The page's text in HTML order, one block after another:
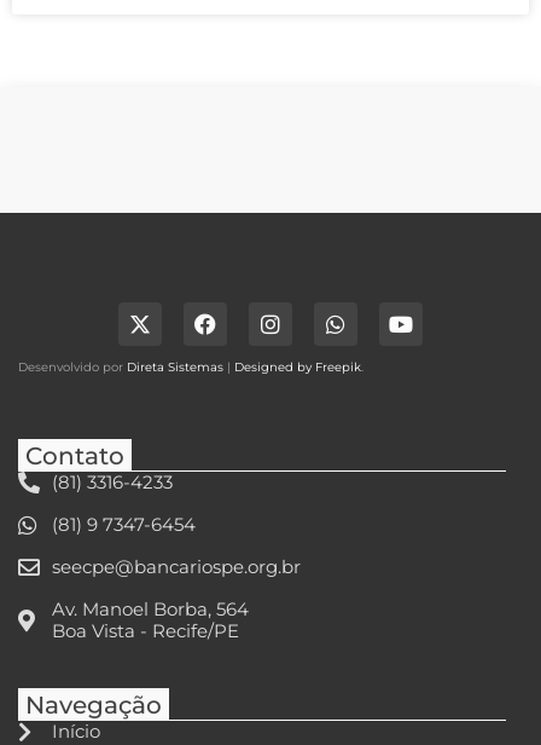
Desenvolvido por Direta Sistemas | Designed by Freepik.
Contato
(81) 3316-4233
(81) 9 7347-6454
seecpe@bancariospe.org.br
Av. Manoel Borba, 564
Boa Vista - Recife/PE
Navegação
Início